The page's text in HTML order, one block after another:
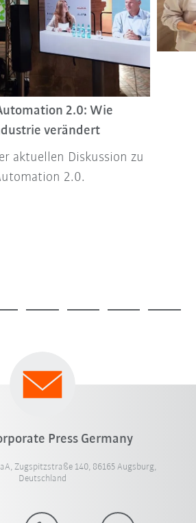
2.0: Wie
verändert
aktuellen Diskussion zu
2.0.
Press Germany
Zugspitzstraße 140, 86165 Augsburg,
Deutschland